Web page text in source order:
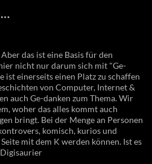
das ist eine Basis für den
nicht nur darum sich mit "Ge-
ist einerseits einen Platz zu schaffen
von Computer, Internet &
auch Ge-danken zum Thema. Wir
woher das alles kommt auch
bringt. Bei der Menge an Personen
komisch, kurios und
mit dem K werden können. Ist es